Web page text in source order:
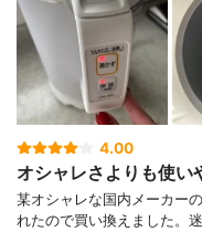
4.00
オシャレさよりも使い
某オシャレな国内メーカー
れたので買い換えました。